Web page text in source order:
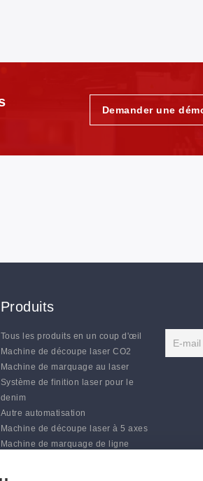
Demander une
Produits
Tous les produits en un coup d'œil
Machine de découpe laser CO2
Machine de marquage au laser
Système de finition laser pour le
denim
Autre automatisation
Machine de découpe laser à 5 axes
Machine de marquage de ligne